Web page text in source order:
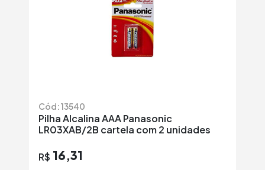
Cód: 13540
Pilha Alcalina AAA Panasonic
LR03XAB/2B cartela com 2 unidades
R$ 16,31